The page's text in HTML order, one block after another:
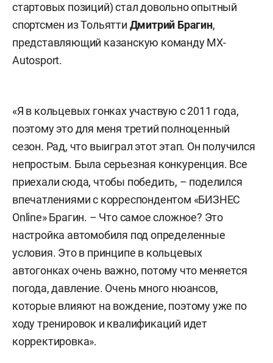
стартовых позиций) стал довольно опытный
спортсмен из Тольятти Дмитрий Брагин,
представляющий казанскую команду MX-
Autosport.
«Я в кольцевых гонках участвую с 2011 года,
поэтому это для меня третий полноценный
сезон. Рад, что выиграл этот этап. Он получился
непростым. Была серьезная конкуренция. Все
приехали сюда, чтобы победить, – поделился
впечатлениями с корреспондентом «БИЗНЕС
Online» Брагин. – Что самое сложное? Это
настройка автомобиля под определенные
условия. Это в принципе в кольцевых
автогонках очень важно, потому что меняется
погода, давление. Очень много нюансов,
которые влияют на вождение, поэтому уже по
ходу тренировок и квалификаций идет
корректировка».